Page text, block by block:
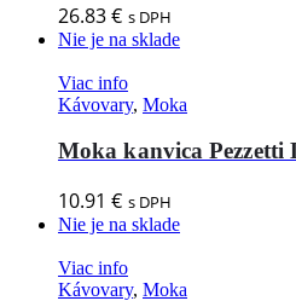
26.83€ s DPH
Nie je na sklade
Viac info
Kávovary, Moka
Moka kanvica Pezzetti
10.91€ s DPH
Nie je na sklade
Viac info
Kávovary, Moka